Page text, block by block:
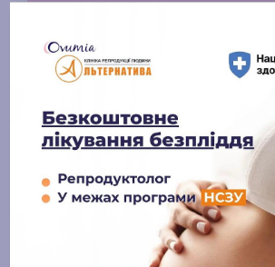
info@alternatyva.clinic
+38 (096) 682-73-52
График работы
ПН – ПТ 8:00 – 18:00
СБ 9:00 – 13:00
ВС - выходной